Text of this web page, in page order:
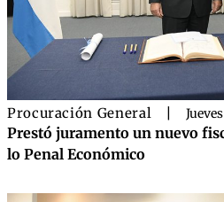
Procuración General
Prestó juramento un nuevo
lo Penal Económico